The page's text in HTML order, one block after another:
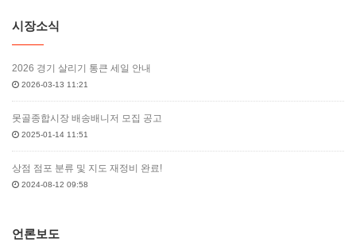
시장소식
2026 경기 살리기 통큰 세일 안내
2026-03-13 11:21
못골종합시장 배송배니저 모집 공고
2025-01-14 11:51
상점 점포 분류 및 지도 재정비 완료!
2024-08-12 09:58
언론보도